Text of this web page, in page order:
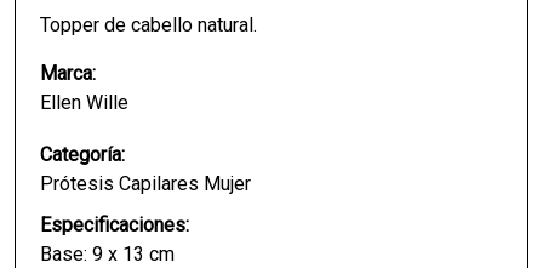
Topper de cabello natural.
Marca:
Ellen Wille
Categoría:
Prótesis Capilares Mujer
Especificaciones:
Base: 9 x 13 cm